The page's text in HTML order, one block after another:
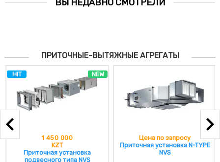
ВЫ НЕДАВНО СМОТРЕЛИ
ПРИТОЧНЫЕ-ВЫТЯЖНЫЕ АГРЕГАТЫ
NEW
HIT
1 450 000
KZT
Приточная установка
подвесного типа NVS
Цена по запросу
Приточная установка N-TYPE
NVS